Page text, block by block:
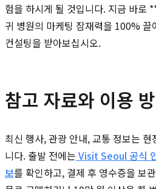
험을 하시게 될 것입니다. 지금 바로
귀 병원의 마케팅 잠재력을 100% 끌
컨설팅을 받아보십시오.
참고 자료와 이용
최신 행사, 관광 안내, 교통 정보는
니다. 출발 전에는 Visit Seoul 공식
보를 확인하고, 결제 후 영수증을 보